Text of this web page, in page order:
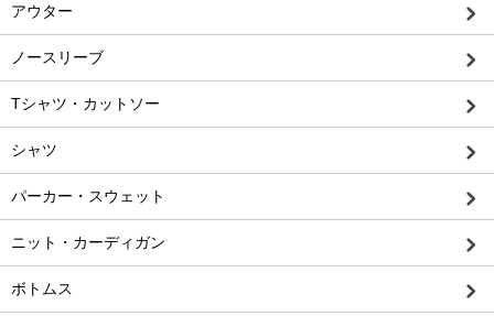
アウター
ノースリーブ
Tシャツ・カットソー
シャツ
パーカー・スウェット
ニット・カーディガン
ボトムス